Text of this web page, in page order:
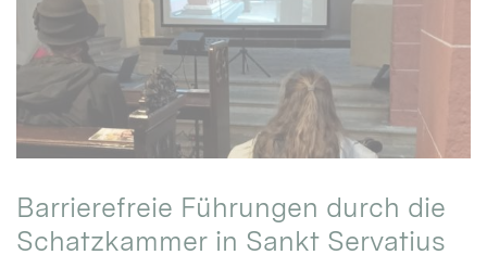
Barrierefreie Führungen durch die
Schatzkammer in Sankt Servatius